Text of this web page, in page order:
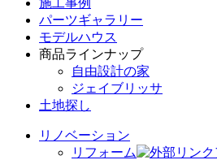
施工事例
パーツギャラリー
モデルハウス
商品ラインナップ
自由設計の家
ジェイブリッサ
土地探し
リノベーション
リフォーム